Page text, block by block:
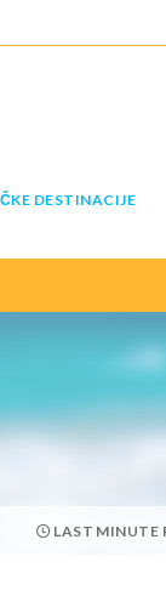
DESTINACIJE
LAST MINUTE